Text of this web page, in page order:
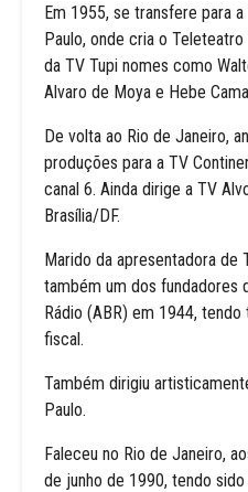
Em 1955, se transfere para
Paulo, onde cria o
da TV Tupi nomes como
Alvaro de Moya e Hebe
De volta ao Rio de Janeiro,
produções para a TV
canal 6. Ainda dirige a TV
Brasília/DF.
Marido da apresentadora de
também um dos fundadores
Rádio (ABR) em 1944,
fiscal.
Também dirigiu
Paulo.
Faleceu no Rio de Janeiro,
de junho de 1990, tendo